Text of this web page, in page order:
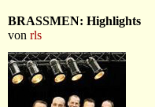
BRASSMEN: Highlights
von rls